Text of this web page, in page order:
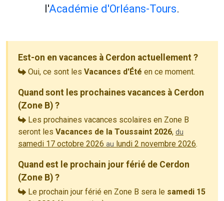
l'Académie d'Orléans-Tours.
Est-on en vacances à Cerdon actuellement ?
Oui, ce sont les Vacances d'Été en ce moment.
Quand sont les prochaines vacances à Cerdon
(Zone B) ?
Les prochaines vacances scolaires en Zone B
seront les Vacances de la Toussaint 2026, du
samedi 17 octobre 2026 au lundi 2 novembre 2026.
Quand est le prochain jour férié de Cerdon
(Zone B) ?
Le prochain jour férié en Zone B sera le samedi 15